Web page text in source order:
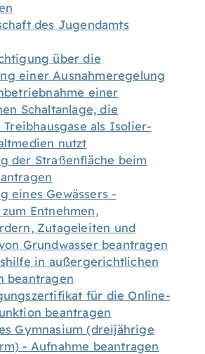
des Jugendamts
über die
einer Ausnahmeregelung
einer
Schaltanlage, die
als Isolier-
nutzt
der Straßenfläche beim
eines Gewässers -
Entnehmen,
Zutageleiten und
Grundwasser beantragen
in außergerichtlichen
beantragen
für die Online-
beantragen
Gymnasium (dreijährige
- Aufnahme beantragen